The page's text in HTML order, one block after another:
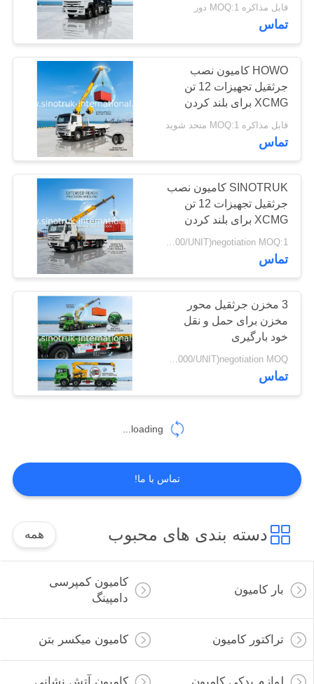
کامیون جمع آوری
زباله
34
کامیون تانک نفت
85
کامیون سیمان عمده
14
کامیون یخچال
48
قابل مذاکره MOQ:1 دور
تماس
HOWO کامیون نصب
جرثقیل تجهیزات 12 تن
XCMG برای بلند کردن
6X4 LHD 400HP
قابل مذاکره MOQ:1 متحد شوید
تماس
SINOTRUK کامیون نصب
جرثقیل تجهیزات 12 تن
XCMG برای بلند کردن
6X4 400HP
USD56000-USD57000/UNIT)negotiation MOQ:1 واحد
تماس
3 مخزن جرثقیل محور
مخزن برای حمل و نقل
خود بارگیری
USD70000-USD85000/UNIT)negotiation MOQ:واحد 1
تماس
loading...
تماس با ما!
دسته بندی های محبوب همه
بار کامیون
کامیون کمپرسی
دامپینگ
تراکتور کامیون کامیون میکسر بتن